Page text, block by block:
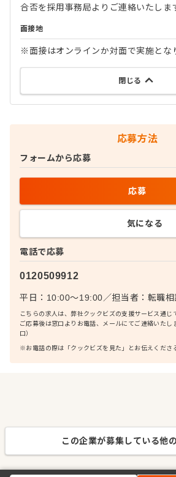
合否を採用事務局よりご連絡いたしま
面接地
※面接はオンラインか対面で実施とな
閉じる
応募方法
電話で応募
0120509912
平日：10:00〜19:00／担当者： 転職相
こちらの求人は、弊社クックビズの支援サービス通じ
ご応募後は窓口よりお電話、メールにてご連絡いた
口）
※お電話の際は「クックビズを見た」とお伝えくださ
フォームから応募
応募
気になる
この企業が募集している他